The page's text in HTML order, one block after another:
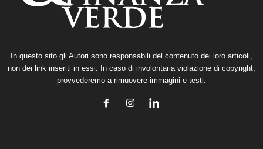
In questo sito gli Autori sono responsabili del contenuto dei loro articoli,
non dei link inseriti in essi. In caso di involontaria violazione di copyright,
provvederemo a rimuovere immagini e testi.